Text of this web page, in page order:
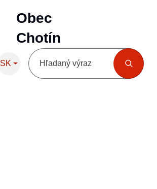
Obec
Chotín
SKSlovenskyHľadaný výraz